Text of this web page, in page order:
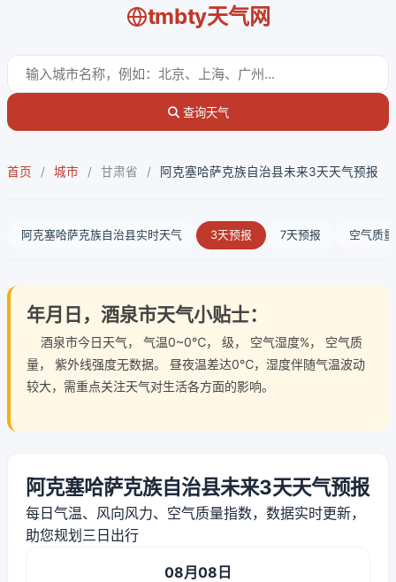
tmbty天气网
查询天气
首页 / 城市 / 甘肃省 / 阿克塞哈萨克族自治县未来3天天气预报
阿克塞哈萨克族自治县实时天气 3天预报 7天预报 空气质量
年月日，酒泉市天气小贴士：
酒泉市今日天气， 气温0~0℃， 级， 空气湿度%， 空气质
量， 紫外线强度无数据。 昼夜温差达0℃，湿度伴随气温波动
较大，需重点关注天气对生活各方面的影响。
阿克塞哈萨克族自治县未来3天天气预报
每日气温、风向风力、空气质量指数，数据实时更新，
助您规划三日出行
08月08日